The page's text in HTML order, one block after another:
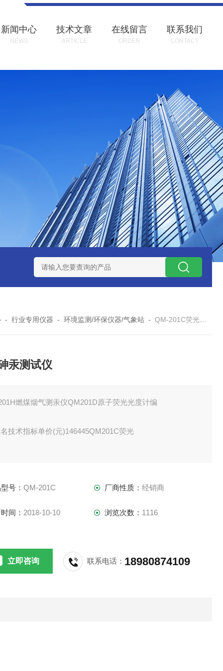
新闻中心
NEWS
技术文章
ARTICLE
在线留言
ORDER
联系我们
CONTACT
GAXT手持式单一气体检测仪 加拿大BW
-行业专用仪器 -环境监测/环保仪器/气象站 -QM-201C荧光砷汞测试仪
汞测试仪
燃煤烟气测汞仪QM201D原子荧光光度计编
技术指标单价(元)146445QM201C荧光
量及超痕量砷、汞元素的测定仪器。它
是原子荧光光谱技术，该技术能适用于痕量
、铅、镉、硒等11种元素的分析。该仪器针
汞元素的特点进行了优化。它采用外挂式反
号：QM-201C 厂商性质： 经销商
间： 2018-10-10 浏览次数： 1116
立即咨询 联系电话： 18980874109